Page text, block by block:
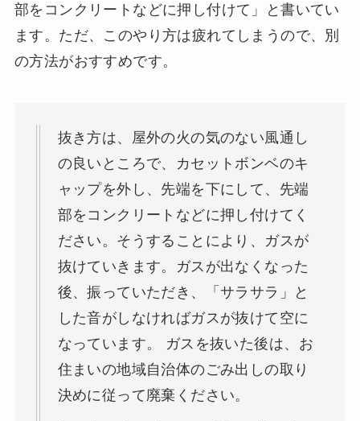
部をコンクリートなどに押し付けて」と書いてい
ます。ただ、このやり方は疲れてしまうので、別
の方法がおすすめです。
抜き方は、屋外の火の気のない風通し
の良いところで、カセットボンベのキ
ャップを外し、先端を下にして、先端
部をコンクリートなどに押し付けてく
ださい。そうすることにより、ガスが
抜けていきます。ガスが出なくなった
後、振っていただき、「サラサラ」と
した音がしなければガスが抜けて空に
なっています。 ガスを抜いた後は、お
住まいの地域自治体のごみ出しの取り
決めに従って廃棄ください。